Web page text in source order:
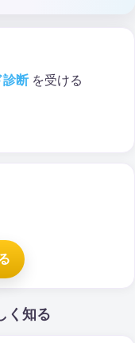
診断 を受ける
く知る